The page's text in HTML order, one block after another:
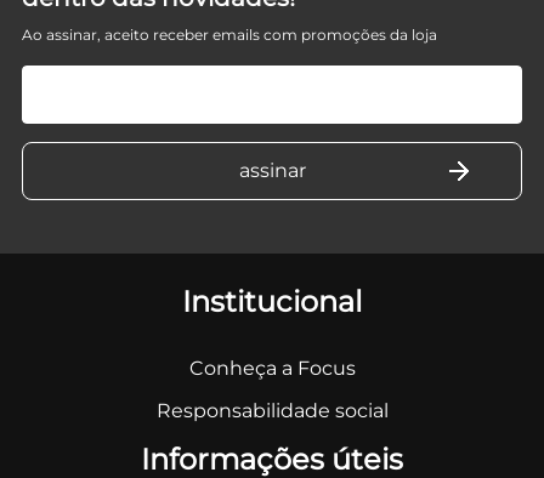
Ao assinar, aceito receber emails com promoções da loja
Institucional
Conheça a Focus
Responsabilidade social
Informações úteis